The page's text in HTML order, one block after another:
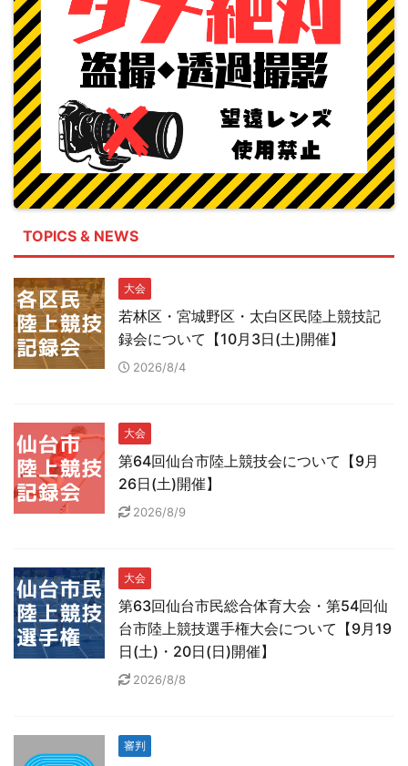
TOPICS & NEWS
大会
若林区・宮城野区・太白区民陸上競技記
録会について【10月3日(土)開催】
2026/8/4
大会
第64回仙台市陸上競技会について【9月
26日(土)開催】
2026/8/9
大会
第63回仙台市民総合体育大会・第54回仙
台市陸上競技選手権大会について【9月19
日(土)・20日(日)開催】
2026/8/8
審判